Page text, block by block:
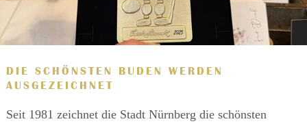
DIE SCHÖNSTEN BUDEN WERDEN
AUSGEZEICHNET
Seit 1981 zeichnet die Stadt Nürnberg die schönsten